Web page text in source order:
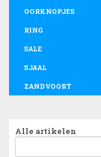
OORKNOPJES
RING
SALE
SJAAL
ZANDVOORT
Alle artikelen